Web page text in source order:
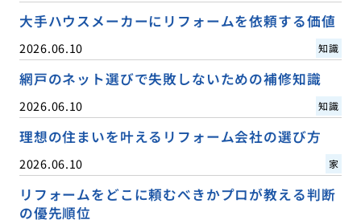
大手ハウスメーカーにリフォームを依頼する価値
2026.06.10 知識
網戸のネット選びで失敗しないための補修知識
2026.06.10 知識
理想の住まいを叶えるリフォーム会社の選び方
2026.06.10 家
リフォームをどこに頼むべきかプロが教える判断
の優先順位